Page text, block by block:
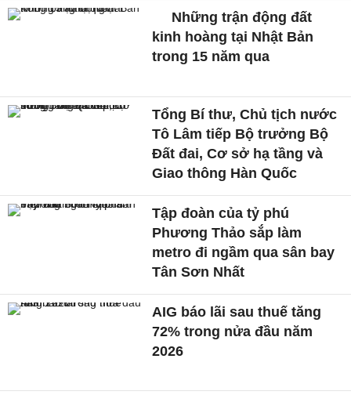
Những trận động đất
kinh hoàng tại Nhật Bản
trong 15 năm qua
Tổng Bí thư, Chủ tịch nước
Tô Lâm tiếp Bộ trưởng Bộ
Đất đai, Cơ sở hạ tầng và
Giao thông Hàn Quốc
Tập đoàn của tỷ phú
Phương Thảo sắp làm
metro đi ngầm qua sân bay
Tân Sơn Nhất
AIG báo lãi sau thuế tăng
72% trong nửa đầu năm
2026